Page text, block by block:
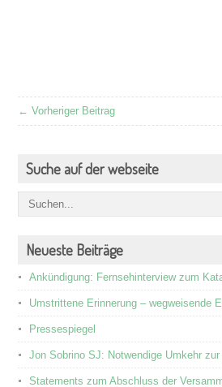
← Vorheriger Beitrag
Suche auf der webseite
Neueste Beiträge
Ankündigung: Fernsehinterview zum
Umstrittene Erinnerung – wegweisende
Pressespiegel
Jon Sobrino SJ: Notwendige Umkehr
Statements zum Abschluss der